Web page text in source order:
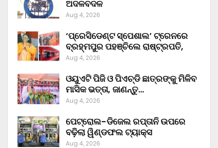
ଅଦଳବଦଳ
Aug 4, 2026
‘ପ୍ରେସିଡେଣ୍ଟ ସ୍ପେଶାଲ’ ଟ୍ରେନରେ
ବ୍ରହ୍ମପୁର ପହଞ୍ଚିଲେ ରାଷ୍ଟ୍ରପତି,
Aug 4, 2026
ଓୟୁଏଟି ପିଜି ଓ ପିଏଚ୍‌ଡି ଛାତ୍ରଙ୍କୁ ମିଳିବ
ମାସିକ ଭତ୍ତା, ଜାଣନ୍ତୁ…
Aug 4, 2026
ପେଟ୍ରୋଲ-ଡିଜେଲ ରପ୍ତାନି ଉପରେ
ବଢ଼ିଲା ୱିଣ୍ଡଫଲ ଟ୍ୟାକ୍ସ
Aug 4, 2026